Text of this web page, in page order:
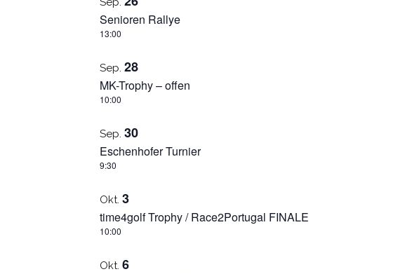
OF
VERANSTALTUNGEN
IN
PHOTO
VIEW
Senioren Rallye
13:00
Sep. 28
MK-Trophy – offen
10:00
Sep. 30
Eschenhofer Turnier
9:30
Okt. 3
time4golf Trophy / Race2Portugal FINALE
10:00
Okt. 6